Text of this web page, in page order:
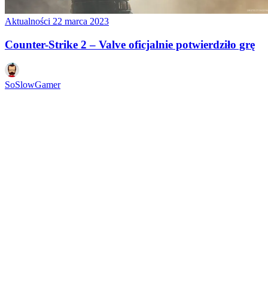
Aktualności 22 marca 2023
Counter-Strike 2 – Valve oficjalnie potwierdziło grę
SoSlowGamer